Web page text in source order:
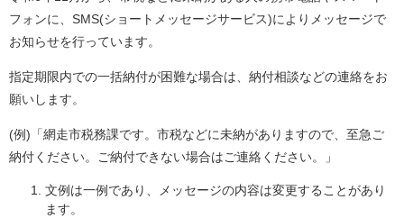
フォンに、SMS(ショートメッセージサービス)によりメッセージで
お知らせを行っています。
指定期限内での一括納付が困難な場合は、納付相談などの連絡をお
願いします。
(例)「網走市税務課です。市税などに未納がありますので、至急ご
納付ください。ご納付できない場合はご連絡ください。」
文例は一例であり、メッセージの内容は変更することがあり
ます。